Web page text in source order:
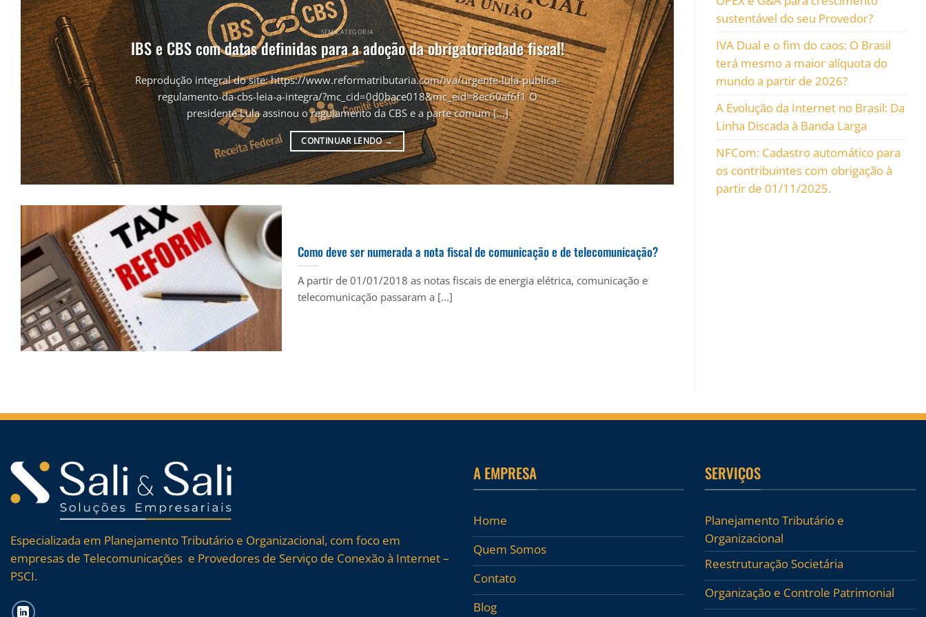
SEM CATEGORIA
IBS e CBS com datas definidas para a adoção da obrigatoriedade fiscal!
Reprodução integral do site: https://www.reformatributaria.com/iva/urgente-lula-publica-
regulamento-da-cbs-leia-a-integra/?mc_cid=0d0bace018&mc_eid=8ec60af6f1 O
presidente Lula assinou o regulamento da CBS e a parte comum [...]
CONTINUAR LENDO→
Como deve ser numerada a nota fiscal de comunicação e de telecomunicação?
A partir de 01/01/2018 as notas fiscais de energia elétrica, comunicação e
telecomunicação passaram a [...]
sustentável do seu Provedor?
IVA Dual e o fim do caos: O Brasil
terá mesmo a maior alíquota do
mundo a partir de 2026?
A Evolução da Internet no Brasil: Da
Linha Discada à Banda Larga
NFCom: Cadastro automático para
os contribuintes com obrigação à
partir de 01/11/2025.
Especializada em Planejamento Tributário e Organizacional, com foco em
empresas de Telecomunicações e Provedores de Serviço de Conexão à Internet –
PSCI.
A EMPRESA
Home
Quem Somos
Contato
Blog
SERVIÇOS
Planejamento Tributário e
Organizacional
Reestruturação Societária
Organização e Controle Patrimonial